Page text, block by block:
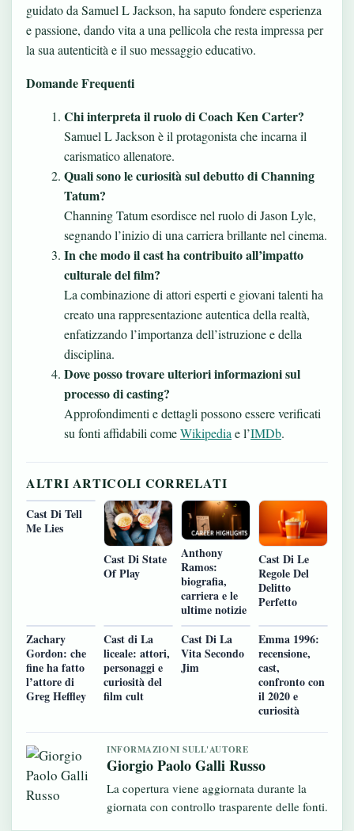
guidato da Samuel L Jackson, ha saputo fondere esperienza
e passione, dando vita a una pellicola che resta impressa per
la sua autenticità e il suo messaggio educativo.
Domande Frequenti
Chi interpreta il ruolo di Coach Ken Carter?
Samuel L Jackson è il protagonista che incarna il
carismatico allenatore.
Quali sono le curiosità sul debutto di Channing
Tatum?
Channing Tatum esordisce nel ruolo di Jason Lyle,
segnando l’inizio di una carriera brillante nel cinema.
In che modo il cast ha contribuito all’impatto
culturale del film?
La combinazione di attori esperti e giovani talenti ha
creato una rappresentazione autentica della realtà,
enfatizzando l’importanza dell’istruzione e della
disciplina.
Dove posso trovare ulteriori informazioni sul
processo di casting?
Approfondimenti e dettagli possono essere verificati
su fonti affidabili comeWikipedia e l’IMDb.
ALTRI ARTICOLI CORRELATI
Cast Di Tell
Me Lies
Cast Di State
Of Play
Anthony
Ramos:
biografia,
carriera e le
ultime notizie
Cast Di Le
Regole Del
Delitto
Perfetto
Zachary
Gordon: che
fine ha fatto
l’attore di
Greg Heffley
Cast di La
liceale: attori,
personaggi e
curiosità del
film cult
Cast Di La
Vita Secondo
Jim
Emma 1996:
recensione,
cast,
confronto con
il 2020 e
curiosità
INFORMAZIONI SULL'AUTORE
Giorgio Paolo Galli Russo
La copertura viene aggiornata durante la
giornata con controllo trasparente delle fonti.